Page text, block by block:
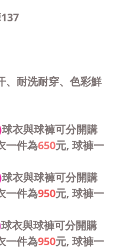
、耐洗耐穿、色彩鮮
球衣與球褲可分開購
一件為650元, 球褲一
球衣與球褲可分開購
一件為950元, 球褲一
球衣與球褲可分開購
一件為950元, 球褲一